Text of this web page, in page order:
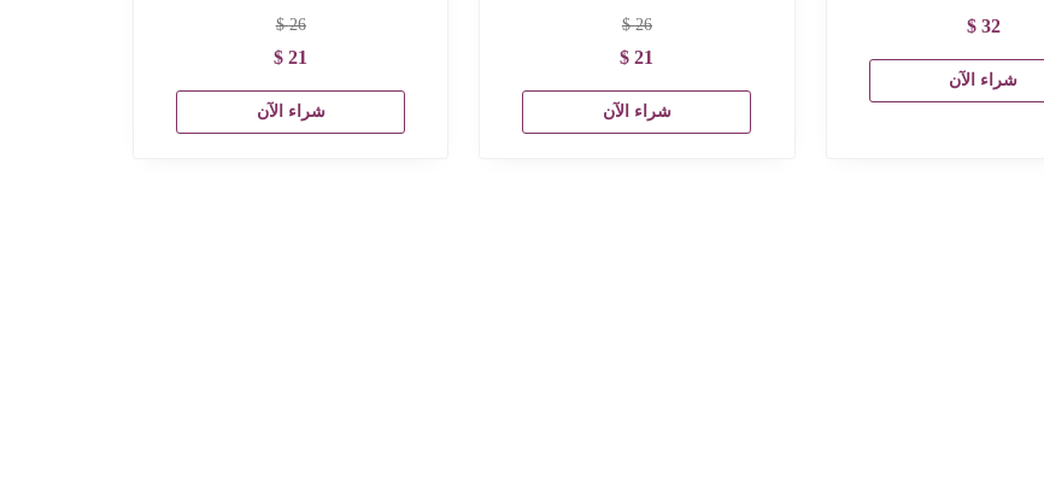
32
$
شراء الآن
26
$
21
$
شراء الآن
26
$
21
$
شراء الآن